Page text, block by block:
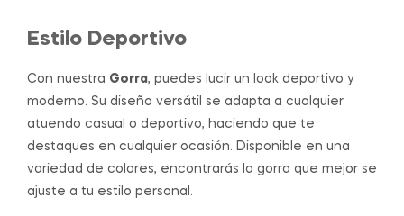
Estilo Deportivo
Con nuestra Gorra, puedes lucir un look deportivo y
moderno. Su diseño versátil se adapta a cualquier
atuendo casual o deportivo, haciendo que te
destaques en cualquier ocasión. Disponible en una
variedad de colores, encontrarás la gorra que mejor se
ajuste a tu estilo personal.